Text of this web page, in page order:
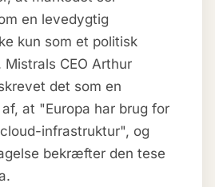
en levedygtig
kun som et politisk
CEO Arthur
det som en
at "Europa har brug for
infrastruktur", og
bekræfter den tese